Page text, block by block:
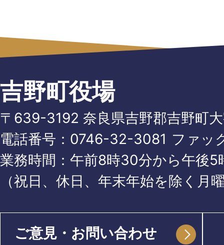
吉野町役場
〒639-3192 奈良県吉野郡吉野町
電話番号： 0746-32-3081 ファッ
業務時間：午前8時30分から午後5
（祝日、休日、年末年始を除く月
ご意見・お問い合わせ